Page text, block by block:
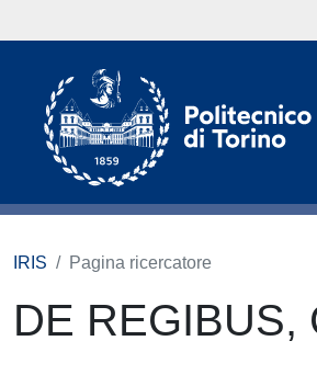
IRIS Pagina ricercatore
DE REGIBUS,